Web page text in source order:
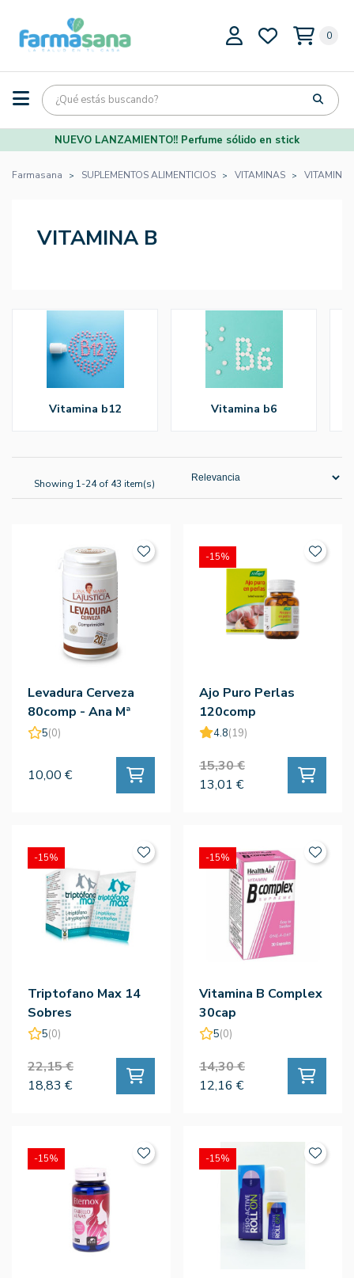
0
NUEVO LANZAMIENTO!! Perfume sólido en stick
Farmasana SUPLEMENTOS ALIMENTICIOS VITAMINAS VITAMINA
VITAMINA B
vitamina b12 vitamina b6
Showing 1-24 of 43 item(s)
Levadura Cerveza
80comp - Ana Mª
Lajusticia
5(0)
10,00 €
Ajo Puro Perlas
120comp
4.8(19)
15,30 €
13,01 €
-15%
Triptofano Max 14
Sobres
5(0)
22,15 €
18,83 €
-15%
Vitamina B Complex
30cap
5(0)
14,30 €
12,16 €
-15%
-15% -15%